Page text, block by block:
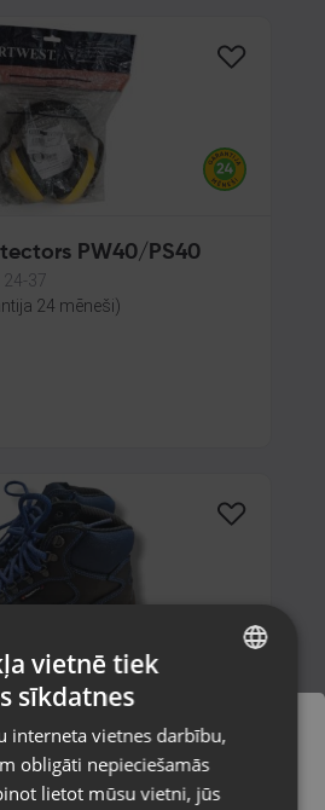
PW40/PS40
37
24 mēneši)
24 mēneši)
piegādāti uz
RUSSIAN
vietnē tiek
sīkdatnes
interneta vietnes darbību,
obligāti nepieciešamās
lietot mūsu vietni, jūs